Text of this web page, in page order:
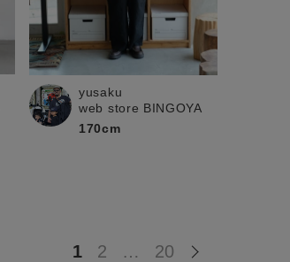
yusaku
web store BINGOYA
170cm
1 2 … 20